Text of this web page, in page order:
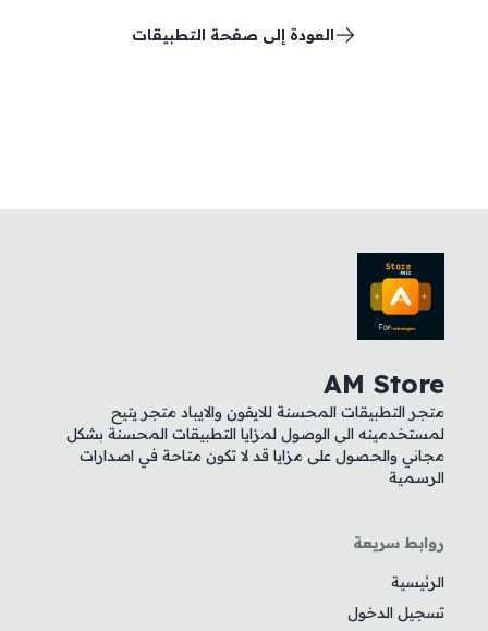
العودة إلى صفحة التطبيقات
AM Store
متجر التطبيقات المحسنة للايفون والايباد متجر يتيح
لمستخدمينه الى الوصول لمزايا التطبيقات المحسنة بشكل
مجاني والحصول على مزايا قد لا تكون متاحة في اصدارات
الرسمية
روابط سريعة
الرئيسية
تسجيل الدخول